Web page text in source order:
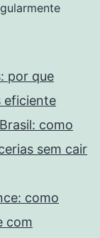
por que
eficiente
como
sem cair
como
com